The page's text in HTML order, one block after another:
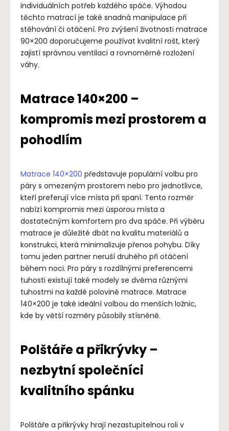
individuálních potřeb každého spáče. Výhodou
těchto matrací je také snadná manipulace při
stěhování či otáčení. Pro zvýšení životnosti matrace
90×200 doporučujeme používat kvalitní rošt, který
zajistí správnou ventilaci a rovnoměrné rozložení
váhy.
Matrace 140×200 –
kompromis mezi prostorem a
pohodlím
Matrace 140×200 představuje populární volbu pro
páry s omezeným prostorem nebo pro jednotlivce,
kteří preferují více místa při spaní. Tento rozměr
nabízí kompromis mezi úsporou místa a
dostatečným komfortem pro dva spáče. Při výběru
matrace je důležité dbát na kvalitu materiálů a
konstrukci, která minimalizuje přenos pohybu. Díky
tomu jeden partner neruší druhého při otáčení
během noci. Pro páry s rozdílnými preferencemi
tuhosti existují také modely se dvěma různými
tuhostmi na každé polovině matrace. Matrace
140×200 je také ideální volbou do menších ložnic,
kde by větší rozměry působily stísněně.
Polštáře a přikrývky –
nezbytní společníci
kvalitního spánku
Polštáře a přikrývky hrají nezastupitelnou roli v